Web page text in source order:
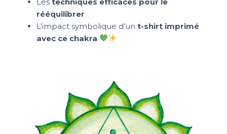
rééquilibrer
L’impact symbolique d’un t-shirt imprimé
avec ce chakra